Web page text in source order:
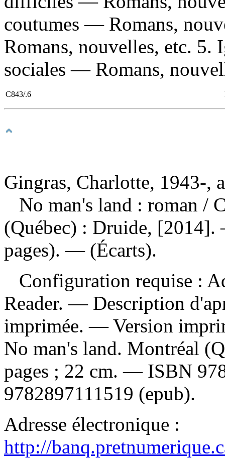
coutumes — Romans,
Romans, nouvelles, etc.
sociales — Romans,
C843/.6
Gingras, Charlotte, 1943-,
No man's land : roman /
(Québec) : Druide,
pages). — (Écarts).
Configuration requise :
Reader. — Description
imprimée. —Version
No man's land. Montréal
pages ; 22 cm. — ISBN
9782897111519 (epub).
Adresse électronique :
http://